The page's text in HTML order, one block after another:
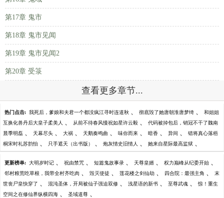
第17章 鬼市
第18章 鬼市见闻
第19章 鬼市见闻2
第20章 受箓
查看更多章节...
热门点击: 我死后，爹娘和夫君一个都没疯江寻时连道秋 、 彻底毁了她唐朝淮唐梦绮 、 和姐姐
互换化兽丹后大皇子柔美人 、 从前不待春风慢祝如星许云毅 、 代码被掉包后，销冠不干了魏南
晨季明磊 、 天幕尽头 、 大祸 、 天鹅奏鸣曲 、 味你而来 、 暗香 、 异间 、 错将真心落梧
桐宋时礼苏韵怡 、 只手遮天（出书版） 、 炮灰情史旧情人 、 她来自星际最高监狱 、
更新榜单: 大明岁时记 、 祝由禁咒 、 短篇鬼故事录 、 天尊皇婿 、 权力巅峰从纪委开始 、
邻村粮荒吃草根，我带全村齐吃肉 、 毁灭使徒 、 莲花楼之剑仙劫 、 四合院：最强主角 、 末
世丧尸皇快穿了 、 混沌圣体，开局被仙子强迫双修 、 浅星语的新书 、 至尊武魂 、 惊！重生
空间之在修仙界纵横四海 、 圣域道尊 、